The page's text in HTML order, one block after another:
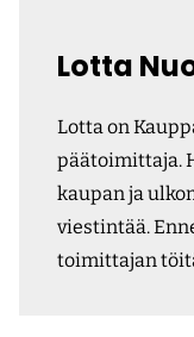
Lotta
Lotta on
päätoimittaja.
kaupan ja
viestintää.
toimittajan